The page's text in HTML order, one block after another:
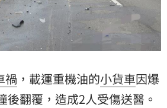
禍 ，載運重機油的小貨車因爆
後翻覆，造成2人受傷送醫。